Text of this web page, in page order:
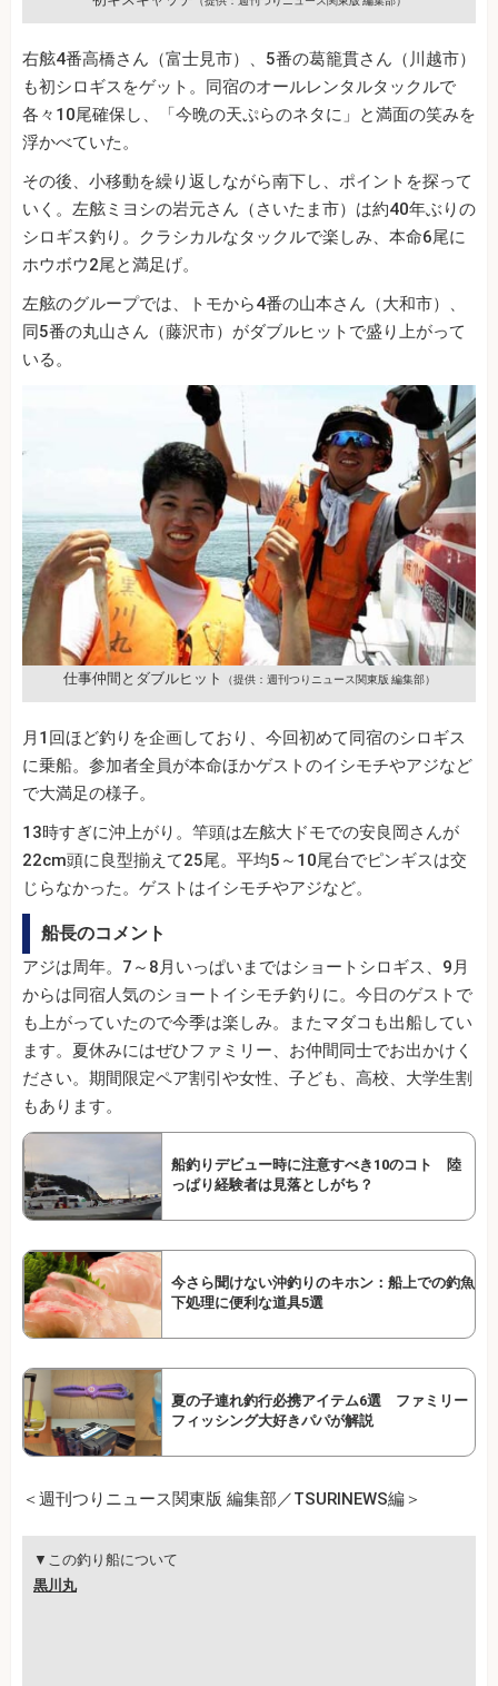
右舷4番高橋さん（富士見市）、5番の葛籠貫さん（川越市）
も初シロギスをゲット。同宿のオールレンタルタックルで
各々10尾確保し、「今晩の天ぷらのネタに」と満面の笑みを
浮かべていた。
その後、小移動を繰り返しながら南下し、ポイントを探って
いく。左舷ミヨシの岩元さん（さいたま市）は約40年ぶりの
シロギス釣り。クラシカルなタックルで楽しみ、本命6尾に
ホウボウ2尾と満足げ。
左舷のグループでは、トモから4番の山本さん（大和市）、
同5番の丸山さん（藤沢市）がダブルヒットで盛り上がって
いる。
仕事仲間とダブルヒット （提供：週刊つりニュース関東版 編集部）
月1回ほど釣りを企画しており、今回初めて同宿のシロギス
に乗船。参加者全員が本命ほかゲストのイシモチやアジなど
で大満足の様子。
13時すぎに沖上がり。竿頭は左舷大ドモでの安良岡さんが
22cm頭に良型揃えて25尾。平均5～10尾台でピンギスは交
じらなかった。ゲストはイシモチやアジなど。
船長のコメント
アジは周年。7～8月いっぱいまではショートシロギス、9月
からは同宿人気のショートイシモチ釣りに。今日のゲストで
も上がっていたので今季は楽しみ。またマダコも出船してい
ます。夏休みにはぜひファミリー、お仲間同士でお出かけく
ださい。期間限定ペア割引や女性、子ども、高校、大学生割
もあります。
船釣りデビュー時に注意すべき10のコト 陸
っぱり経験者は見落としがち？
今さら聞けない沖釣りのキホン：船上での釣魚
下処理に便利な道具5選
夏の子連れ釣行必携アイテム6選 ファミリー
フィッシング大好きパパが解説
＜週刊つりニュース関東版 編集部／TSURINEWS編＞
▼この釣り船について
黒川丸